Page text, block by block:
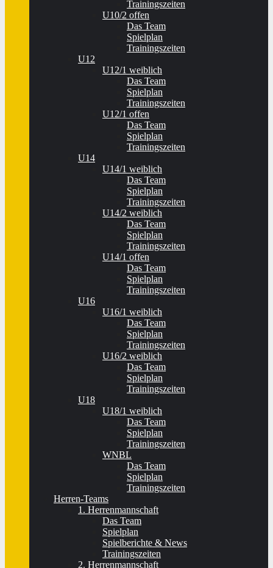
Trainingszeiten
U10/2 offen
Das Team
Spielplan
Trainingszeiten
U12
U12/1 weiblich
Das Team
Spielplan
Trainingszeiten
U12/1 offen
Das Team
Spielplan
Trainingszeiten
U14
U14/1 weiblich
Das Team
Spielplan
Trainingszeiten
U14/2 weiblich
Das Team
Spielplan
Trainingszeiten
U14/1 offen
Das Team
Spielplan
Trainingszeiten
U16
U16/1 weiblich
Das Team
Spielplan
Trainingszeiten
U16/2 weiblich
Das Team
Spielplan
Trainingszeiten
U18
U18/1 weiblich
Das Team
Spielplan
Trainingszeiten
WNBL
Das Team
Spielplan
Trainingszeiten
Herren-Teams
1. Herrenmannschaft
Das Team
Spielplan
Spielberichte & News
Trainingszeiten
2. Herrenmannschaft